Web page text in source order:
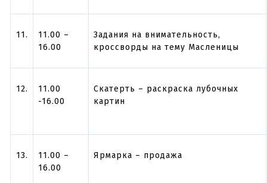
11.
11.00 –
16.00
Задания на внимательность,
кроссворды на тему Масленицы
12.
11.00
-16.00
Скатерть – раскраска лубочных
картин
13.
11.00 –
16.00
Ярмарка – продажа